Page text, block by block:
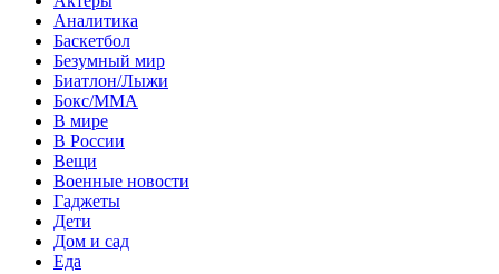
Аналитика
Баскетбол
Безумный мир
Биатлон/Лыжи
Бокс/MMA
В мире
В России
Вещи
Военные новости
Гаджеты
Дети
Дом и сад
Еда